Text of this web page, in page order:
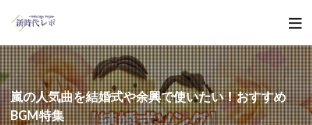
嵐の人気曲を結婚式や余興で使いたい！おすすめ
BGM特集